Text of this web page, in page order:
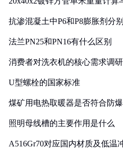
抗渗混凝土中P6和P8膨胀剂分
法兰PN25和PN16有什么区别
消费者对洗衣机的核心需求调
U型螺栓的国家标准
煤矿用电热取暖器是否符合防
照明母线槽的主要作用是什么
A516Gr70对应国内材质及低温